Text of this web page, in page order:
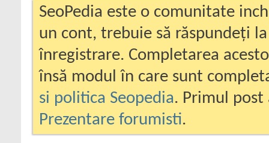
SeoPedia este o comunitate
un cont, trebuie să răspundeți
înregistrare. Completarea
însă modul în care sunt
si politica Seopedia. Primul
Prezentare forumisti.